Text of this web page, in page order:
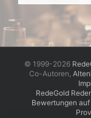
© 1999-2026
Co-Autoren,
RedeGold
Bewertungen